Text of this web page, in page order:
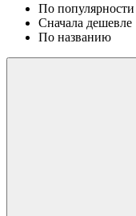
По популярности
Сначала дешевле
По названию